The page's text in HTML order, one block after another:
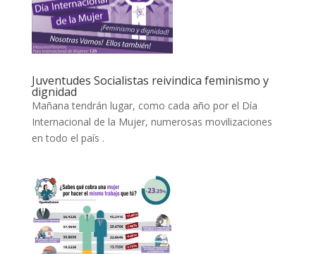
Juventudes Socialistas reivindica feminismo y
dignidad
Mañana tendrán lugar, como cada año por el Día
Internacional de la Mujer, numerosas movilizaciones
en todo el país .